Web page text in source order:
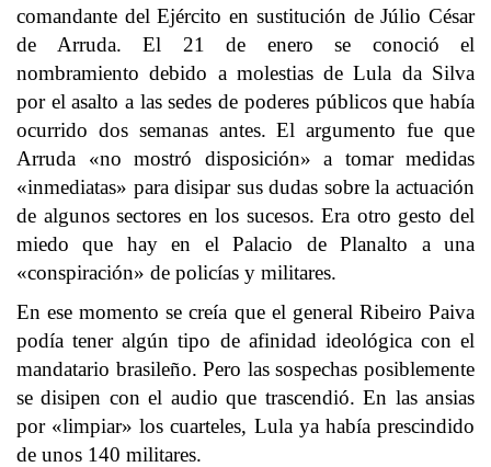
comandante del Ejército en sustitución de Júlio César
de Arruda. El 21 de enero se conoció el
nombramiento debido a molestias de Lula da Silva
por el asalto a las sedes de poderes públicos que había
ocurrido dos semanas antes. El argumento fue que
Arruda «no mostró disposición» a tomar medidas
«inmediatas» para disipar sus dudas sobre la actuación
de algunos sectores en los sucesos. Era otro gesto del
miedo que hay en el Palacio de Planalto a una
«conspiración» de policías y militares.
En ese momento se creía que el general Ribeiro Paiva
podía tener algún tipo de afinidad ideológica con el
mandatario brasileño. Pero las sospechas posiblemente
se disipen con el audio que trascendió. En las ansias
por «limpiar» los cuarteles, Lula ya había prescindido
de unos 140 militares.